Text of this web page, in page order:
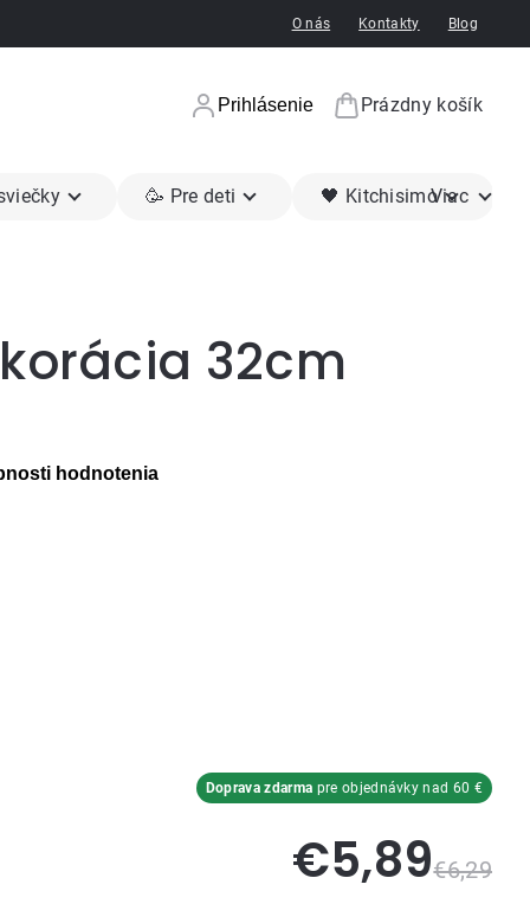
O nás Kontakty Blog
Prihlásenie
Nákupný
Prázdny košík
🥳 Pre deti 🖤 KitchisimoViac
32cm
hodnotenia
Doprava zdarma pre objednávky nad 60 €
€6,29
€5,89